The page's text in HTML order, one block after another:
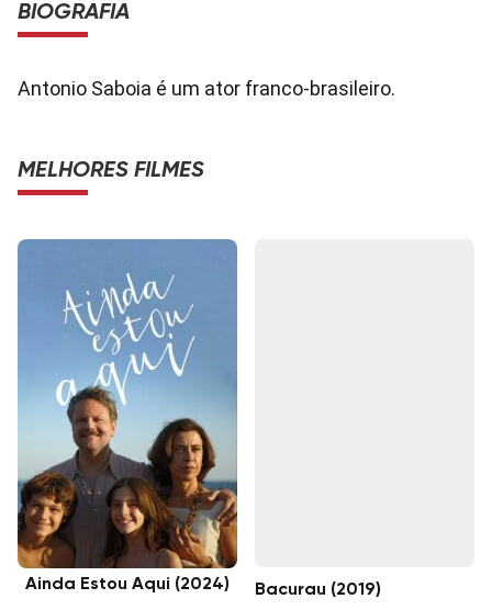
BIOGRAFIA
Antonio Saboia é um ator franco-brasileiro.
MELHORES FILMES
Ainda Estou Aqui (2024) Bacurau (2019)